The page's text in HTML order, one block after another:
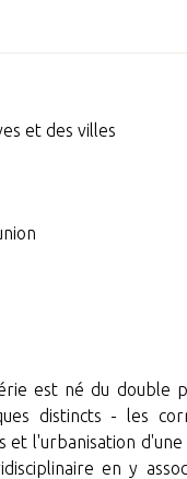
et des villes
est né du double
distincts - les
et l'urbanisation
en y